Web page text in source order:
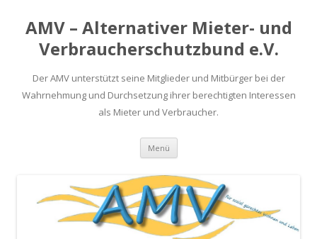
AMV – Alternativer Mieter- und
Verbraucherschutzbund e.V.
Der AMV unterstützt seine Mitglieder und Mitbürger bei der
Wahrnehmung und Durchsetzung ihrer berechtigten Interessen
als Mieter und Verbraucher.
Menü Springe
Inhalt